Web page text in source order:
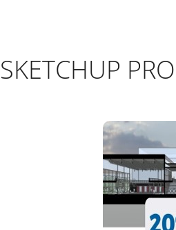
PRO